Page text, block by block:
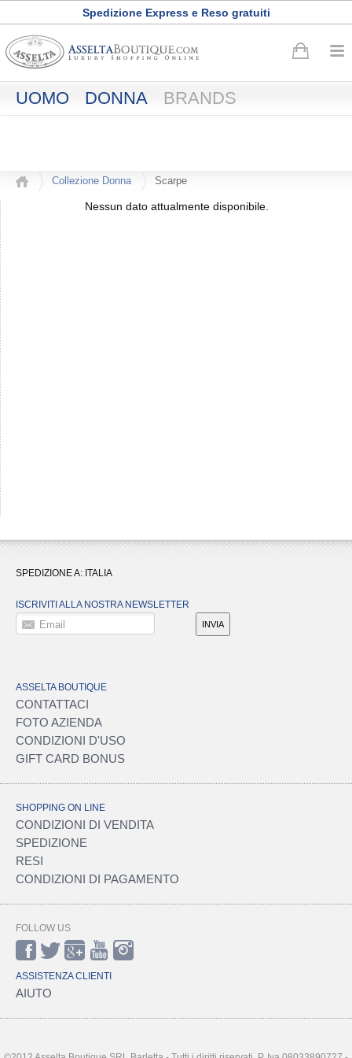
Spedizione Express e Reso gratuiti
UOMO DONNA BRANDS
Collezione Donna Scarpe
Nessun dato attualmente disponibile.
SPEDIZIONE A: ITALIA
ISCRIVITI ALLA NOSTRA NEWSLETTER
Email INVIA
ASSELTA BOUTIQUE
CONTATTACI
FOTO AZIENDA
CONDIZIONI D'USO
GIFT CARD BONUS
SHOPPING ON LINE
CONDIZIONI DI VENDITA
SPEDIZIONE
RESI
CONDIZIONI DI PAGAMENTO
FOLLOW US
ASSISTENZA CLIENTI
AIUTO